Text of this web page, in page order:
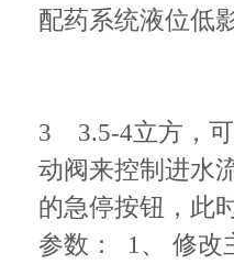
配药系统液位低
3 3.5-4立方，可
动阀来控制进水
的急停按钮，此
参数： 1、 修改